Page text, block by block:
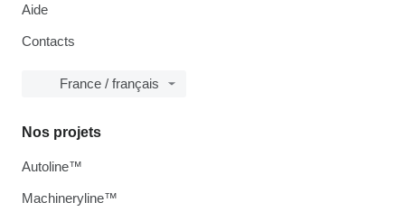
Aide
Contacts
France / français
Nos projets
Autoline™
Machineryline™